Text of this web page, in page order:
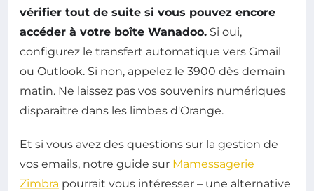
vérifier tout de suite si vous pouvez encore
accéder à votre boîte Wanadoo. Si oui,
configurez le transfert automatique vers Gmail
ou Outlook. Si non, appelez le 3900 dès demain
matin. Ne laissez pas vos souvenirs numériques
disparaître dans les limbes d'Orange.
Et si vous avez des questions sur la gestion de
vos emails, notre guide sur Mamessagerie
Zimbra pourrait vous intéresser – une alternative